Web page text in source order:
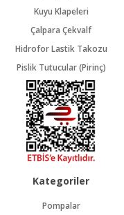
Kuyu Klapeleri
Çalpara Çekvalf
Hidrofor Lastik Takozu
Pislik Tutucular (Pirinç)
Kategoriler
Pompalar